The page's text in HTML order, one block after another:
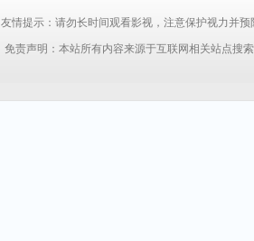
友情提示：请勿长时间观看影视，注意保护视力并
免责声明：本站所有内容来源于互联网相关站点搜